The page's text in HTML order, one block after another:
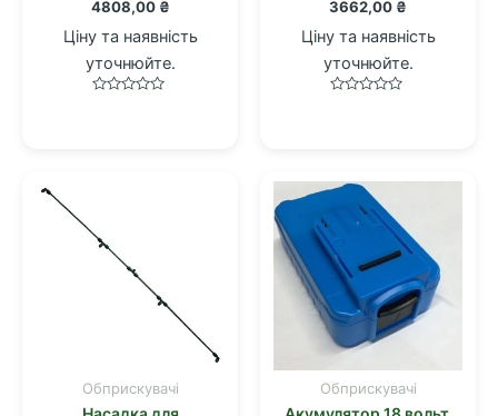
4808,00 ₴
Ціну та наявність
уточнюйте.
3662,00 ₴
Ціну та наявність
уточнюйте.
Обприскувачі Обприскувачі